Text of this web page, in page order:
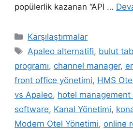
popülerlik kazanan “API …
Kategoriler
Karşılaştırmalar
Etiketler
Apaleo alternatifi, bulut
programı, channel manager,
front office yönetimi, HMS
vs Apaleo, hotel management
software, Kanal Yönetimi,
Modern Otel Yönetimi, online